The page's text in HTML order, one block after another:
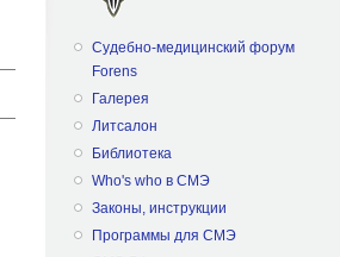
Судебно-медицинский форум
Forens
Галерея
Литсалон
Библиотека
Who's who в СМЭ
Законы, инструкции
Программы для СМЭ